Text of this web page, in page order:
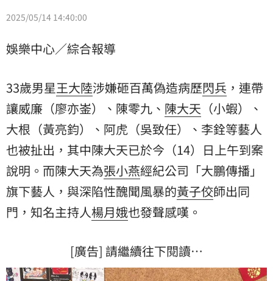
2025/05/14 14:40:00
娛樂中心／綜合報導
33歲男星王大陸涉嫌砸百萬偽造病歷閃兵 ，連帶
讓威廉（廖亦崟）、陳零九、 陳大天 （小蝦）、
大根（黃亮鈞）、阿虎（吳致任）、李銓等藝人
也被扯出，其中陳大天已於今（14）日上午到案
說明。而陳大天為張小燕經紀公司「大鵬傳播」
旗下藝人，與深陷性醜聞風暴的黃子佼師出同
門，知名主持人楊月娥也發聲感嘆。
[廣告] 請繼續往下閱讀…